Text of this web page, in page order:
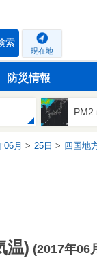
索
現在地
防災情報
06月 25日 四国地
温) (2017年06